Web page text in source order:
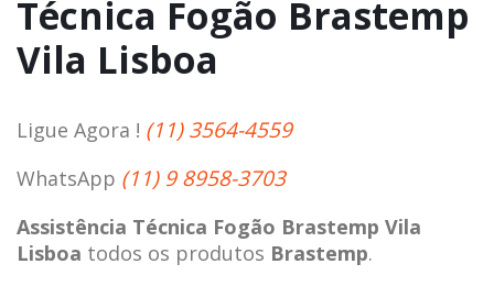
Técnica Fogão Brastemp
Vila Lisboa
Ligue Agora ! (11) 3564-4559
WhatsApp (11) 9 8958-3703
Assistência Técnica Fogão Brastemp Vila
Lisboa todos os produtos Brastemp.